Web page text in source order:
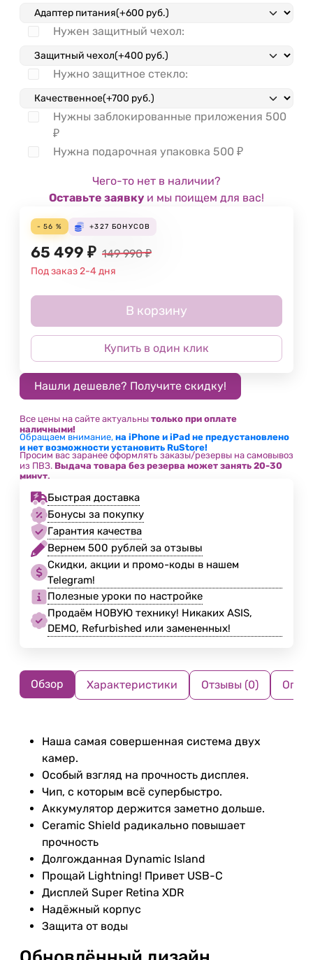
Нужен защитный чехол:
Нужно защитное стекло:
Нужны заблокированные приложения 500
₽
Нужна подарочная упаковка 500 ₽
Чего-то нет в наличии?
Оставьте заявку и мы поищем для вас!
- 56 % +327 БОНУСОВ
65 499 ₽ 149 990 ₽
Под заказ 2-4 дня
В корзину
Купить в один клик
Все цены на сайте актуальны только при оплате
наличными!
Обращаем внимание, на iPhone и iPad не предустановлено
и нет возможности установить RuStore!
Просим вас заранее оформлять заказы/резервы на самовывоз
из ПВЗ. Выдача товара без резерва может занять 20-30
минут.
Быстрая доставка
Бонусы за покупку
Гарантия качества
Вернем 500 рублей за отзывы
Скидки, акции и промо-коды в нашем
Telegram!
Полезные уроки по настройке
Продаём НОВУЮ технику! Никаких ASIS,
DEMO, Refurbished или замененных!
Обзор Характеристики Отзывы (0)
Наша самая совершенная система двух
камер.
Особый взгляд на прочность дисплея.
Чип, с которым всё супербыстро.
Аккумулятор держится заметно дольше.
Ceramic Shield радикально повышает
прочность
Долгожданная Dynamic Island
Прощай Lightning! Привет USB-C
Дисплей Super Retina XDR
Надёжный корпус
Защита от воды